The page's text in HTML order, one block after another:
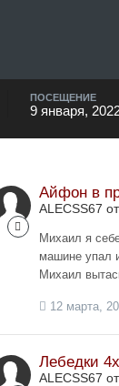
ПОСЕЩЕНИЕ
9 января,
Айфон в
ALECSS67
Михаил я
машине упал
Михаил
12 марта,
Лебедки
ALECSS67